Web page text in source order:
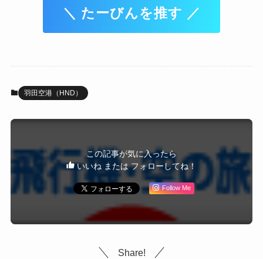
＼ たーびんを推す ／
羽田空港（HND）
この記事が気に入ったら
いいね または フォローしてね！
Follow Me
Share!